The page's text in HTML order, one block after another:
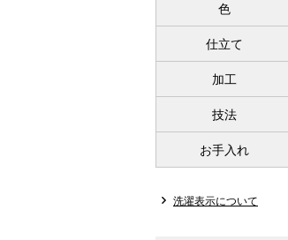
色
仕立て
加工
技法
お手入れ
洗濯表示について